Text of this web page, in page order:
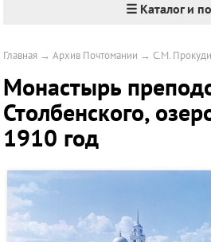
☰ Каталог и
Главная →Архив Почтомании → С.М.
Монастырь
Столбенского,
1910 год